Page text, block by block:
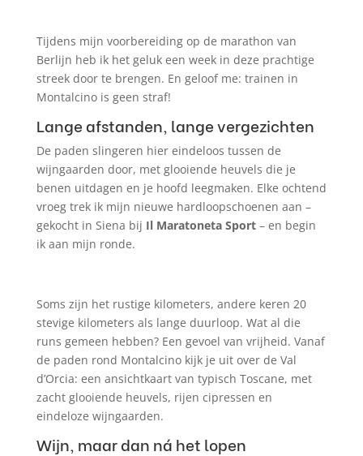
Tijdens mijn voorbereiding op de marathon van
Berlijn heb ik het geluk een week in deze prachtige
streek door te brengen. En geloof me: trainen in
Montalcino is geen straf!
Lange afstanden, lange vergezichten
De paden slingeren hier eindeloos tussen de
wijngaarden door, met glooiende heuvels die je
benen uitdagen en je hoofd leegmaken. Elke ochtend
vroeg trek ik mijn nieuwe hardloopschoenen aan –
gekocht in Siena bij Il Maratoneta Sport– en begin
ik aan mijn ronde.
Soms zijn het rustige kilometers, andere keren 20
stevige kilometers als lange duurloop. Wat al die
runs gemeen hebben? Een gevoel van vrijheid. Vanaf
de paden rond Montalcino kijk je uit over de Val
d’Orcia: een ansichtkaart van typisch Toscane, met
zacht glooiende heuvels, rijen cipressen en
eindeloze wijngaarden.
Wijn, maar dan ná het lopen